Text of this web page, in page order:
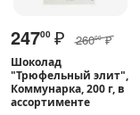
24700 ₽ 26000 ₽
Шоколад
"Трюфельный элит",
Коммунарка, 200 г, в
ассортименте